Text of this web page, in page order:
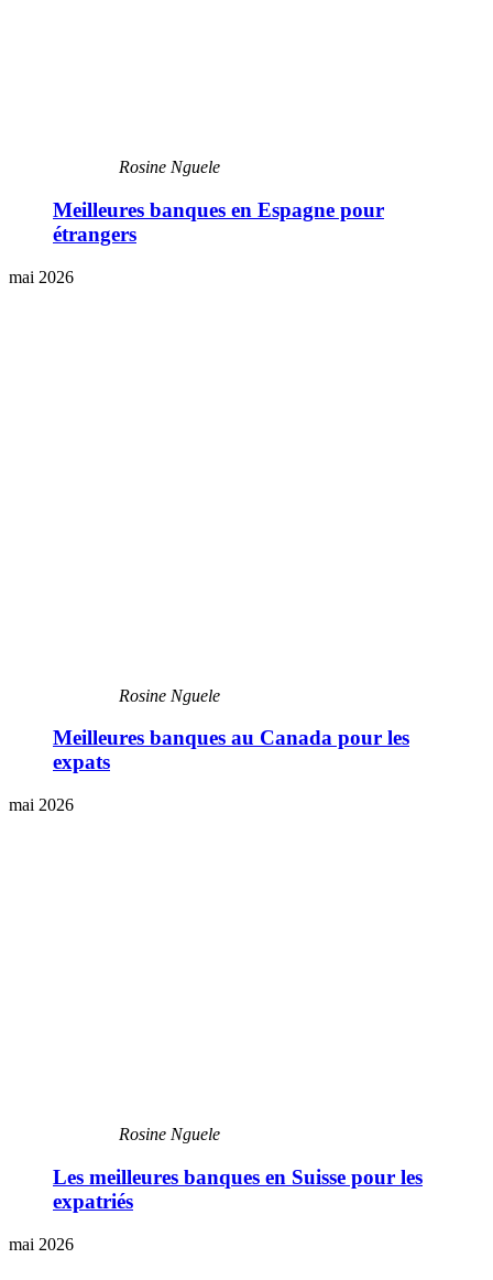
Rosine Nguele
Meilleures banques en Espagne pour
étrangers
mai 2026
Rosine Nguele
Meilleures banques au Canada pour les
expats
mai 2026
Rosine Nguele
Les meilleures banques en Suisse pour les
expatriés
mai 2026